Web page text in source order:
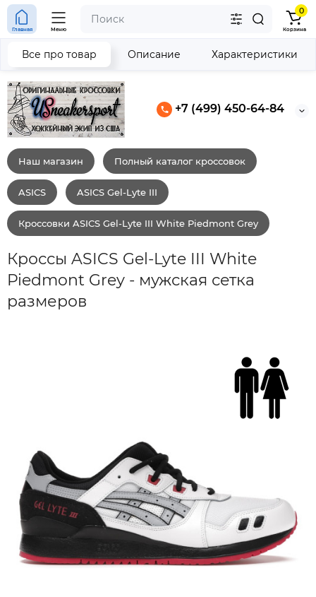
+7 (499) 450-64-84
Главная Меню
0
Корзина
Наш магазин Полный каталог кроссовок
ASICS ASICS Gel-Lyte III
Кроссовки ASICS Gel-Lyte III White Piedmont Grey
Кроссы ASICS Gel-Lyte III White
Piedmont Grey - мужская сетка
размеров
Все про товар Описание Характеристики